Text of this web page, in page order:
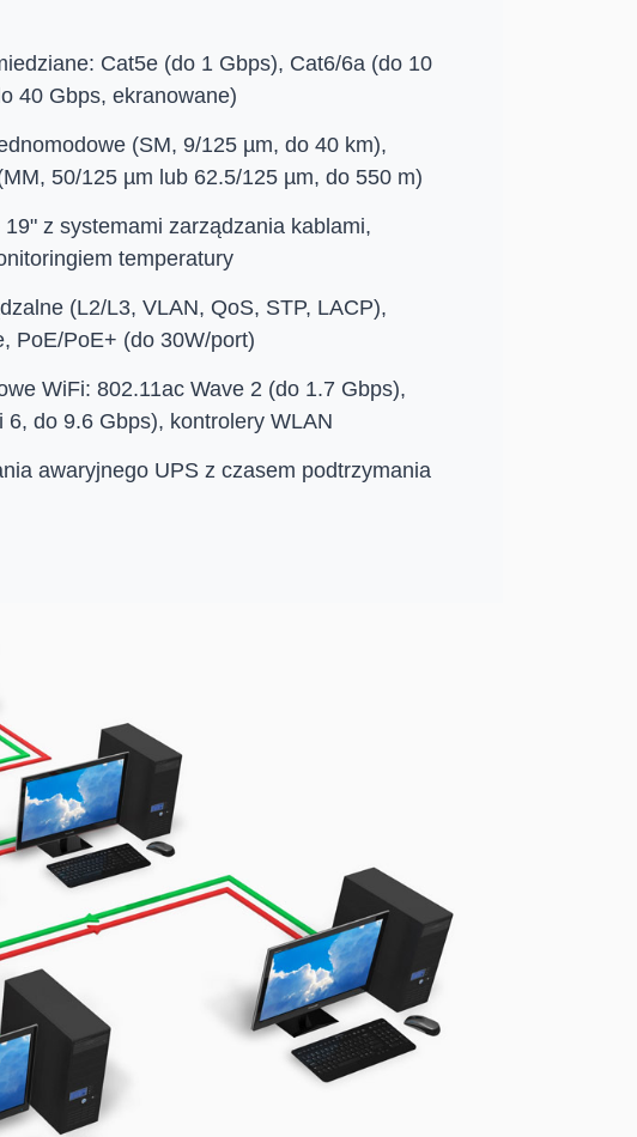
Cat5e (do 1 Gbps), Cat6/6a (do 10
40 Gbps, ekranowane)
(SM, 9/125 µm, do 40 km),
50/125 µm lub 62.5/125 µm, do 550 m)
z systemami zarządzania kablami,
temperatury
(L2/L3, VLAN, QoS, STP, LACP),
PoE/PoE+ (do 30W/port)
WiFi: 802.11ac Wave 2 (do 1.7 Gbps),
6, do 9.6 Gbps), kontrolery WLAN
awaryjnego UPS z czasem podtrzymania